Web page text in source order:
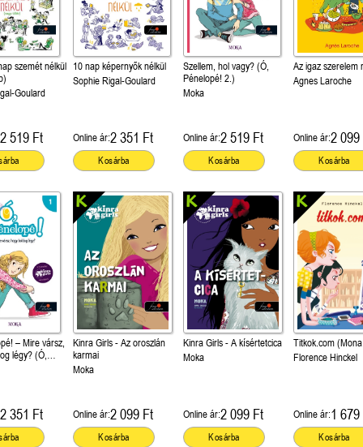
szemét nélkül
Goulard
2 519 Ft
10 nap képernyők nélkül
Sophie Rigal-Goulard
Online ár:2 351 Ft
Kosárba
Szellem, hol vagy? (Ó,
Pénelopé! 2.)
Moka
Online ár:2 519 Ft
Kosárba
Az igaz szerelem
Agnes Laroche
Online ár:2 099
Kosárba
– Mire vársz,
légy? (Ó,
2 351 Ft
Kinra Girls - Az oroszlán
karmai
Moka
Online ár:2 099 Ft
Kosárba
Kinra Girls - A kísértetcica
Moka
Online ár:2 099 Ft
Kosárba
Titkok.com
Florence Hinckel
Online ár:1
Kosárba